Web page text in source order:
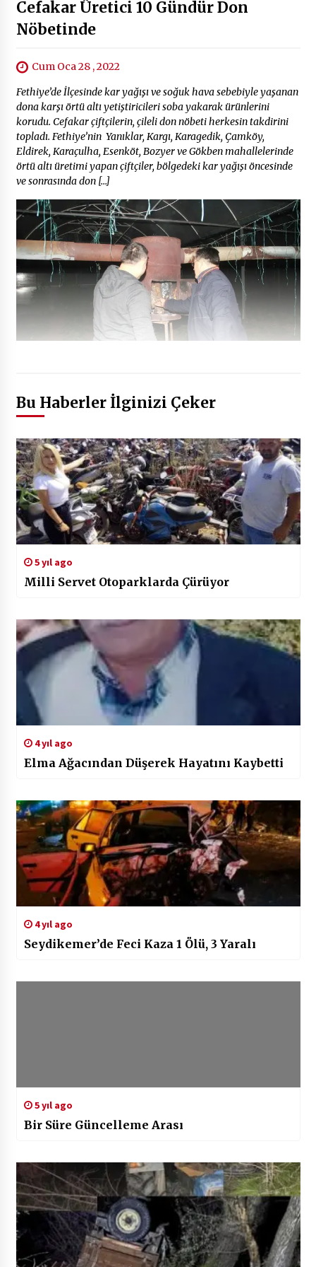
Cefakar Üretici 10 Gündür Don
Nöbetinde
Cum Oca 28 , 2022
Fethiye’de İlçesinde kar yağışı ve soğuk hava sebebiyle yaşanan
dona karşı örtü altı yetiştiricileri soba yakarak ürünlerini
korudu. Cefakar çiftçilerin, çileli don nöbeti herkesin takdirini
topladı. Fethiye’nin Yanıklar, Kargı, Karagedik, Çamköy,
Eldirek, Karaçulha, Esenköt, Bozyer ve Gökben mahallelerinde
örtü altı üretimi yapan çiftçiler, bölgedeki kar yağışı öncesinde
ve sonrasında don […]
Bu Haberler İlginizi Çeker
5 yıl ago
Milli Servet Otoparklarda Çürüyor
4 yıl ago
Elma Ağacından Düşerek Hayatını Kaybetti
4 yıl ago
Seydikemer’de Feci Kaza 1 Ölü, 3 Yaralı
5 yıl ago
Bir Süre Güncelleme Arası